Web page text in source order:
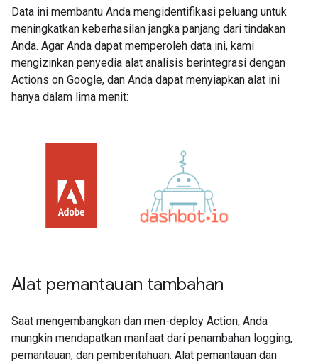
Data ini membantu Anda mengidentifikasi peluang untuk
meningkatkan keberhasilan jangka panjang dari tindakan
Anda. Agar Anda dapat memperoleh data ini, kami
mengizinkan penyedia alat analisis berintegrasi dengan
Actions on Google, dan Anda dapat menyiapkan alat ini
hanya dalam lima menit:
Alat pemantauan tambahan
Saat mengembangkan dan men-deploy Action, Anda
mungkin mendapatkan manfaat dari penambahan logging,
pemantauan, dan pemberitahuan. Alat pemantauan dan